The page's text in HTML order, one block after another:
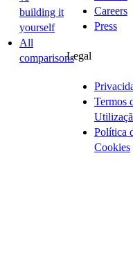
building it
yourself
All
comparisons
Careers
Press
Legal
Termos
Política
Cookies